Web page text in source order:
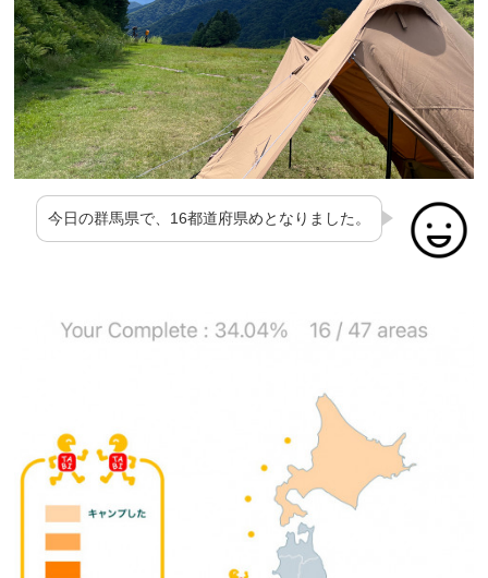
今日の群馬県で、16都道府県めとなりました。